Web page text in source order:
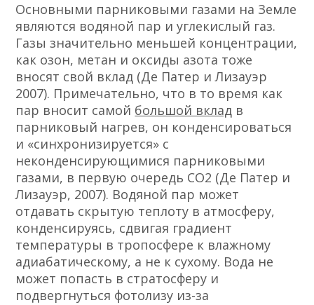
Основными парниковыми газами на Земле
являются водяной пар и углекислый газ.
Газы значительно меньшей концентрации,
как озон, метан и оксиды азота тоже
вносят свой вклад (Де Патер и Лизауэр
2007). Примечательно, что в то время как
пар вносит самой большой вклад в
парниковый нагрев, он конденсироваться
и «синхронизируется» с
неконденсирующимися парниковыми
газами, в первую очередь CO2 (Де Патер и
Лизауэр, 2007). Водяной пар может
отдавать скрытую теплоту в атмосферу,
конденсируясь, сдвигая градиент
температуры в тропосфере к влажному
адиабатическому, а не к сухому. Вода не
может попасть в стратосферу и
подвергнуться фотолизу из-за